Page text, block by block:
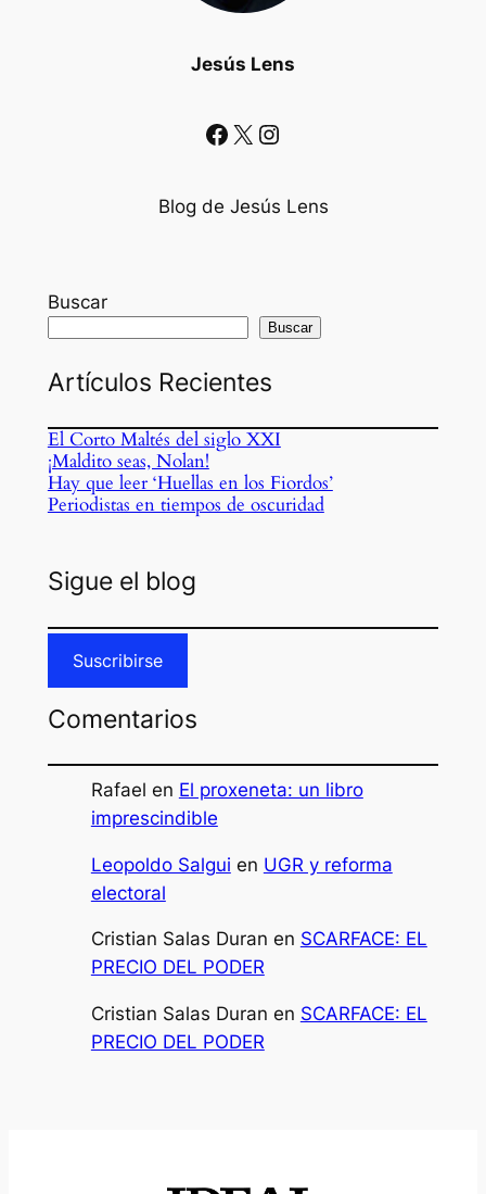
Jesús Lens
Facebook X Instagram
Blog de Jesús Lens
Buscar
Buscar
Artículos Recientes
El Corto Maltés del siglo XXI
¡Maldito seas, Nolan!
Hay que leer ‘Huellas en los Fiordos’
Periodistas en tiempos de oscuridad
Sigue el blog
Suscribirse
Comentarios
Rafael en El proxeneta: un libro
imprescindible
Leopoldo Salgui en UGR y reforma
electoral
Cristian Salas Duran en SCARFACE: EL
PRECIO DEL PODER
Cristian Salas Duran en SCARFACE: EL
PRECIO DEL PODER